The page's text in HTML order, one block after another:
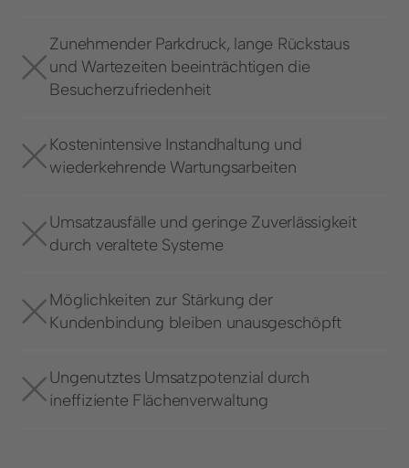
Zunehmender Parkdruck, lange Rückstaus
und Wartezeiten beeinträchtigen die
Besucherzufriedenheit
Kostenintensive Instandhaltung und
wiederkehrende Wartungsarbeiten
Umsatzausfälle und geringe Zuverlässigkeit
durch veraltete Systeme
Möglichkeiten zur Stärkung der
Kundenbindung bleiben unausgeschöpft
Ungenutztes Umsatzpotenzial durch
ineffiziente Flächenverwaltung